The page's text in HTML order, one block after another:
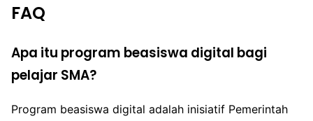
FAQ
Apa itu program beasiswa digital bagi
pelajar SMA?
Program beasiswa digital adalah inisiatif Pemerintah